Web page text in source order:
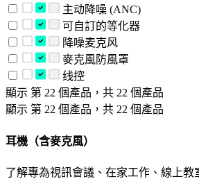
主动降噪 (ANC)
可自訂的等化器
降噪麦克风
麥克風防風罩
线控
顯示 第 22 個產品，共 22 個產品
顯示 第 22 個產品，共 22 個產品
耳機（含麥克風）
了解專為視訊會議、在家工作、線上教